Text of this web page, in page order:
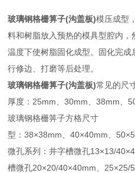
玻璃钢格栅箅子(沟盖板)模压成型
料和树脂放入预热的模具型腔内
温度下使树脂固化成型。固化完
行修边、打磨等后处理。
玻璃钢格栅箅子(沟盖板)常见的尺
厚度：25mm、30mm、38mm、
玻璃钢格栅箅子方格尺寸
型：38×38mm、40×40mm、
微孔系列：井字槽微孔13×13/
槽微孔20×20/40×40mm、25×25/